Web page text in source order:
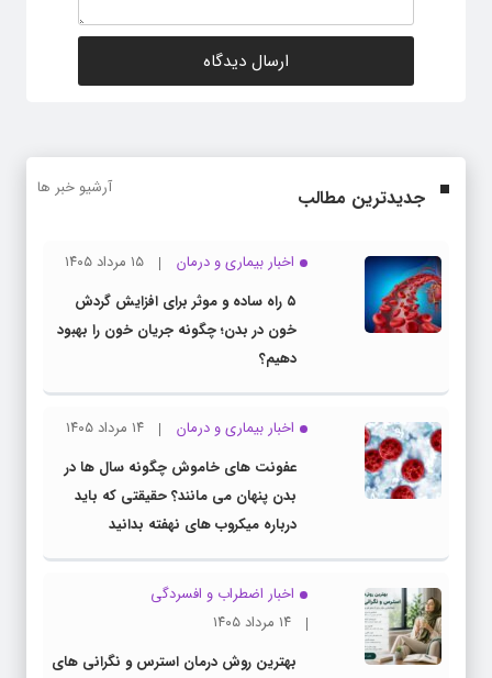
جدیدترین مطالب آرشیو خبر ها
اخبار بیماری و درمان
۱۵ مرداد ۱۴۰۵
۵ راه ساده و موثر برای افزایش گردش
خون در بدن؛ چگونه جریان خون را بهبود
دهیم؟
اخبار بیماری و درمان
۱۴ مرداد ۱۴۰۵
عفونت های خاموش چگونه سال ها در
بدن پنهان می مانند؟ حقیقتی که باید
درباره میکروب های نهفته بدانید
اخبار اضطراب و افسردگی
۱۴ مرداد ۱۴۰۵
بهترین روش درمان استرس و نگرانی های